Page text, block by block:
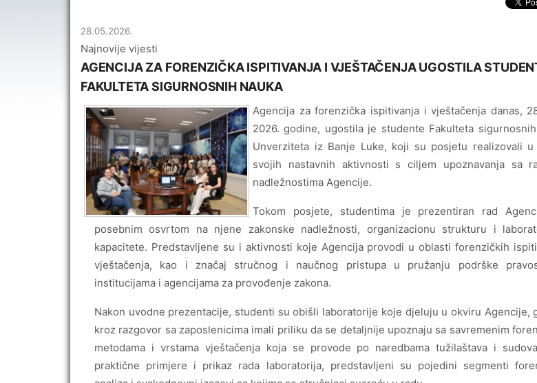
28.05.2026.
Najnovije vijesti
AGENCIJA ZA FORENZIČKA ISPITIVANJA I VJEŠTAČENJA UGOSTILA
FAKULTETA SIGURNOSNIH NAUKA
Agencija za forenzička ispitivanja i vještačenja danas,
2026. godine, ugostila je studente Fakulteta
Unverziteta iz Banje Luke, koji su posjetu realizovali u
svojih nastavnih aktivnosti s ciljem upoznavanja sa
nadležnostima Agencije.
Tokom posjete, studentima je prezentiran rad
posebnim osvrtom na njene zakonske nadležnosti, organizacionu strukturu i
kapacitete. Predstavljene su i aktivnosti koje Agencija provodi u oblasti forenzičkih
vještačenja, kao i značaj stručnog i naučnog pristupa u pružanju podrške
institucijama i agencijama za provođenje zakona.
Nakon uvodne prezentacije, studenti su obišli laboratorije koje djeluju u okviru Agencije,
kroz razgovor sa zaposlenicima imali priliku da se detaljnije upoznaju sa savremenim
metodama i vrstama vještačenja koja se provode po naredbama tužilaštava i
praktične primjere i prikaz rada laboratorija, predstavljeni su pojedini segmenti